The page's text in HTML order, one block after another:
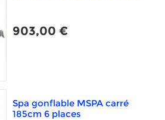
903,00 €
Spa gonflable MSPA carré
185cm 6 places